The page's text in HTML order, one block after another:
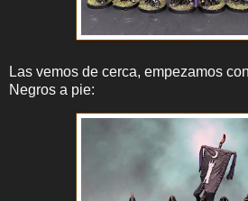
Las vemos de cerca, empezamos
Negros a pie: